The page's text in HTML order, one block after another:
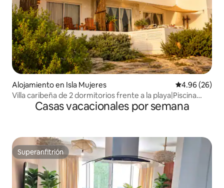
Alojamiento en Isla Mujeres Calificación
4.96 (26)
Villa caribeña de 2 dormitorios frente a la playa|Piscina
|Vistas al amanecer
Casas vacacionales por semana
Superanfitrión
Superanfitrión